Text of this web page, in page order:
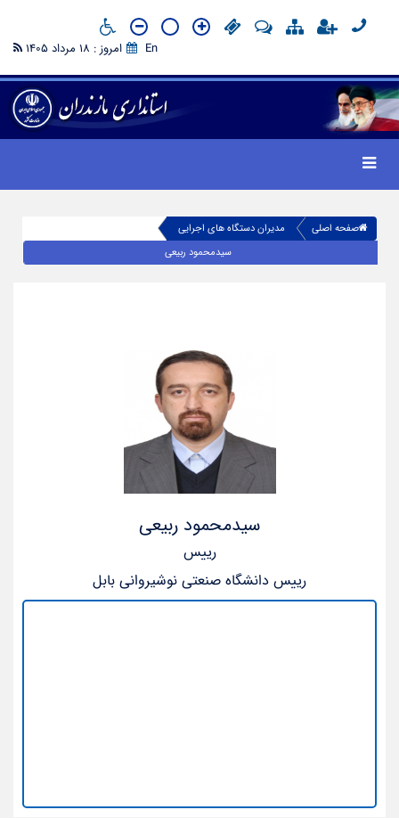
En امروز : 18 مرداد 1405
صفحه اصلی
مدیران دستگاه های اجرایی
سیدمحمود ربیعی
سیدمحمود ربیعی
رییس
رییس دانشگاه صنعتی نوشیروانی بابل